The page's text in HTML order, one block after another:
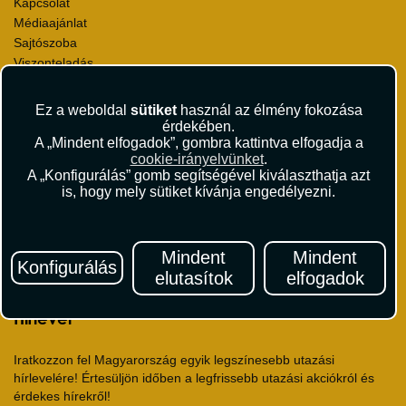
Ez a weboldal sütikethasznál az élmény fokozása
érdekében.
A „Mindent elfogadok”, gombra kattintva elfogadja a
cookie-irányelvünket.
A „Konfigurálás” gomb segítségével kiválaszthatja azt
is, hogy mely sütiket kívánja engedélyezni.
Konfigurálás
Mindent
elutasítok
Mindent
elfogadok
Médiaajánlat
Sajtószoba
Viszonteladás
Pályázatok
Környezettudatosság
Utazási Csomag Szerződési Feltételek
Útlemondás-biztosítás Szerződési Feltételek
Repülőjegy Szerződési Feltételek
Adatvédelem
Impresszum
Hírlevél
Iratkozzon fel Magyarország egyik legszínesebb utazási
hírlevelére! Értesüljön időben a legfrissebb utazási akciókról és
érdekes hírekről!